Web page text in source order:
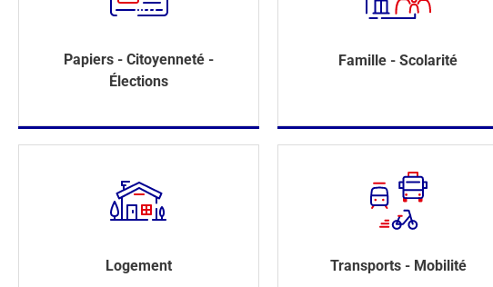
Papiers - Citoyenneté -
Élections
Famille - Scolarité
Logement Transports - Mobilité